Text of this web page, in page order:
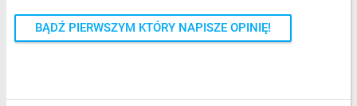
BĄDŹ PIERWSZYM KTÓRY NAPISZE OPINIĘ!